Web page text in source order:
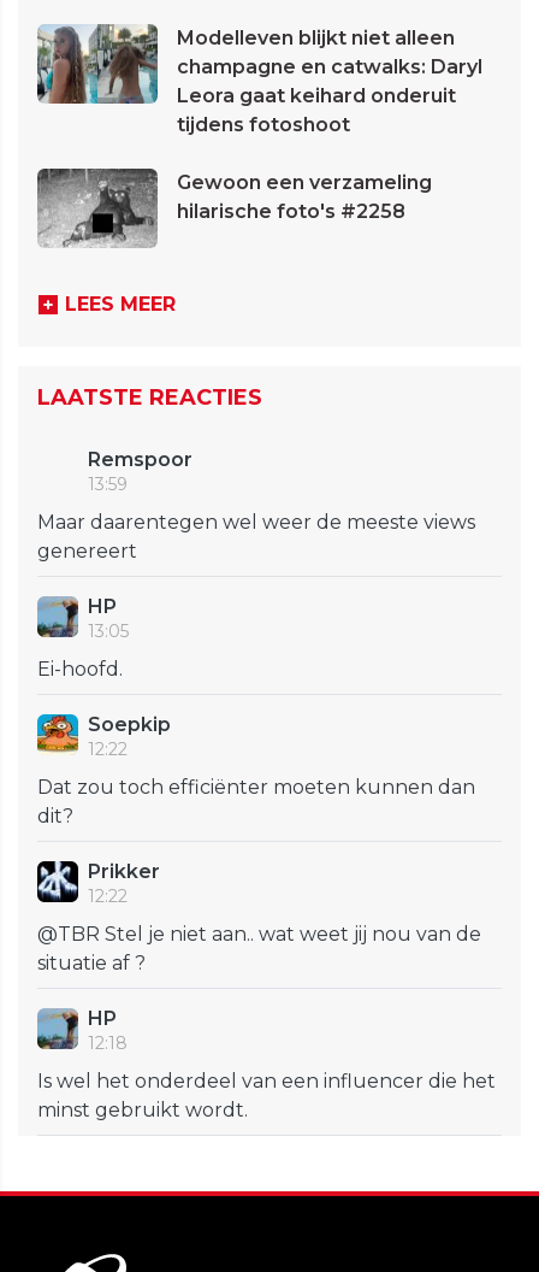
Modelleven blijkt niet alleen
champagne en catwalks: Daryl
Leora gaat keihard onderuit
tijdens fotoshoot
Gewoon een verzameling
hilarische foto's #2258
LEES MEER
LAATSTE REACTIES
Remspoor
13:59
Maar daarentegen wel weer de meeste views
genereert
HP
13:05
Ei-hoofd.
Soepkip
12:22
Dat zou toch efficiënter moeten kunnen dan
dit?
Prikker
12:22
@TBR Stel je niet aan.. wat weet jij nou van de
situatie af ?
HP
12:18
Is wel het onderdeel van een influencer die het
minst gebruikt wordt.